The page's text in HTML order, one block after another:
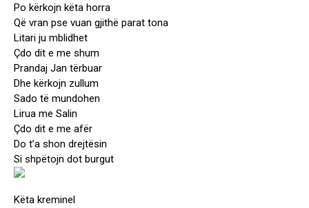
Po kërkojn këta horra
Që vran pse vuan gjithë parat tona
Litari ju mblidhet
Çdo dit e me shum
Prandaj Jan tërbuar
Dhe kërkojn zullum
Sado të mundohen
Lirua me Salin
Çdo dit e me afër
Do t’a shon drejtësin
Si shpëtojn dot burgut
Këta kreminel